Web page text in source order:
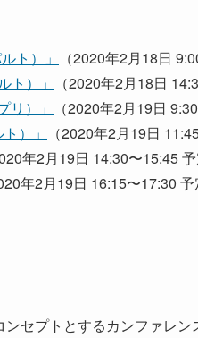
ト）」
（2020年2月18日
ト）」
（2020年2月18日
リ）」
（2020年2月19日
）」
（2020年2月19日
年2月19日 14:30〜15:45 予
年2月19日 16:15〜17:30 予
セプトとするカンファレ